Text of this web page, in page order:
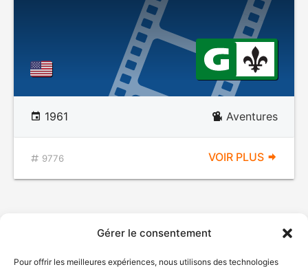
Gérer le consentement
Pour offrir les meilleures expériences, nous utilisons des technologies
1961 Aventures
9776 VOIR PLUS